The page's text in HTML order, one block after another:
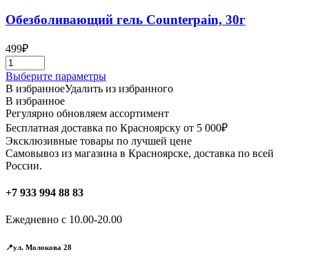
Обезболивающий гель Counterpain, 30г
499₽
Выберите параметрыЭтот
товар
несколько
вариаций.
Опции
можно
выбрать
В избранноеУдалить из избранного
В избранное
Регулярно обновляем ассортимент
Бесплатная доставка по Красноярску от 5 000₽
Эксклюзивные товары по лучшей цене
Самовывоз из магазина в Красноярске, доставка по всей
России.
+7 933 994 88 83
Ежедневно с 10.00-20.00
📍ул. Молокова 28